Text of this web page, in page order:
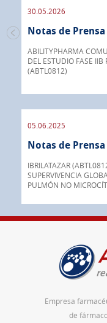
30.05.2026
Notas de Prensa
ABILITYPHARMA
DEL ESTUDIO FASE IIB
(ABTL0812)
05.06.2025
Notas de Prensa
IBRILATAZAR
SUPERVIVENCIA
PULMÓN NO
Empresa
de